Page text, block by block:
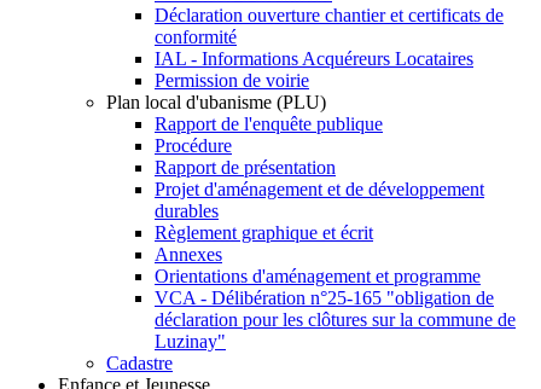
Déclaration ouverture chantier et certificats de
conformité
IAL - Informations Acquéreurs Locataires
Permission de voirie
Plan local d'ubanisme (PLU)
Rapport de l'enquête publique
Procédure
Rapport de présentation
Projet d'aménagement et de développement
durables
Règlement graphique et écrit
Annexes
Orientations d'aménagement et programme
VCA - Délibération n°25-165 "obligation de
déclaration pour les clôtures sur la commune de
Luzinay"
Cadastre
Enfance et Jeunesse